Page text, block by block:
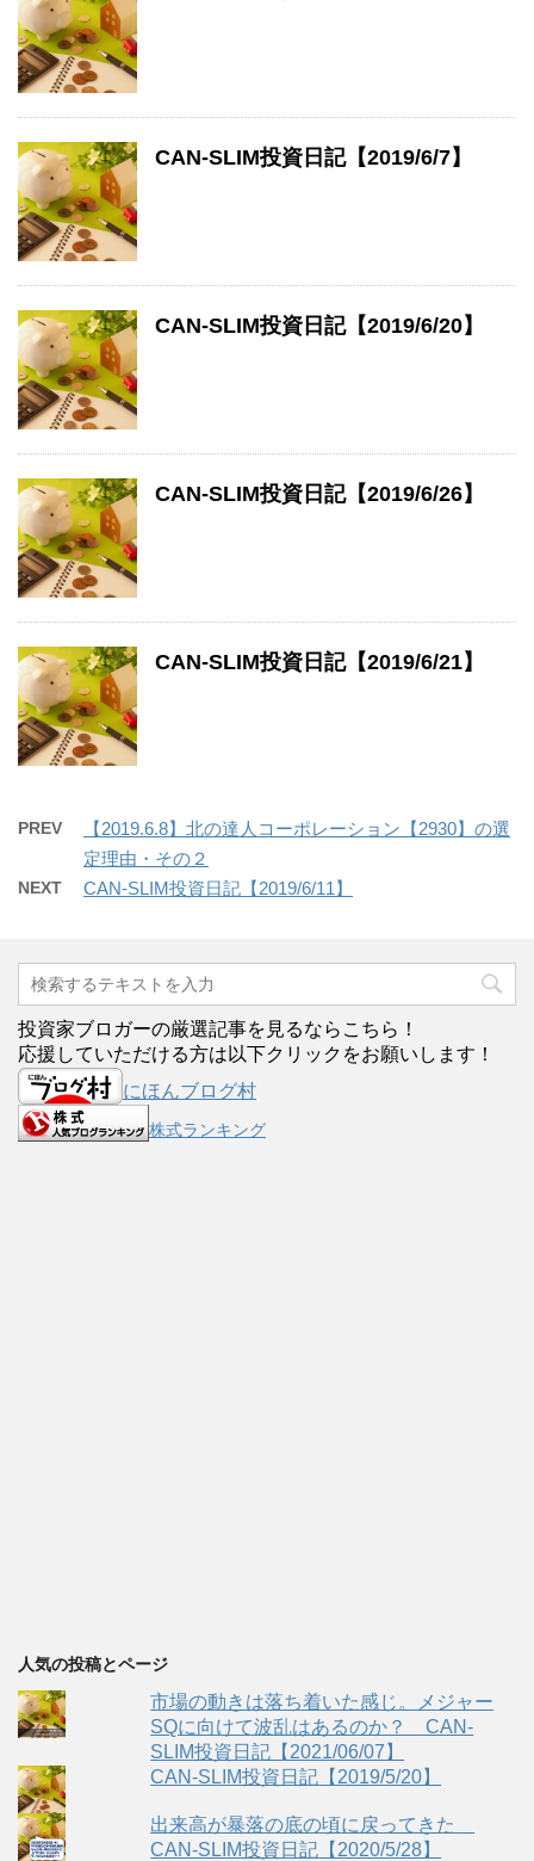
CAN-SLIM投資日記【2019/6/7】
CAN-SLIM投資日記【2019/6/20】
CAN-SLIM投資日記【2019/6/26】
CAN-SLIM投資日記【2019/6/21】
PREV
【2019.6.8】北の達人コーポレーション【2930】の選
定理由・その２
NEXT CAN-SLIM投資日記【2019/6/11】
投資家ブロガーの厳選記事を見るならこちら！
応援していただける方は以下クリックをお願いします！
にほんブログ村
株式ランキング
人気の投稿とページ
市場の動きは落ち着いた感じ。メジャー
SQに向けて波乱はあるのか？ CAN-
SLIM投資日記【2021/06/07】
CAN-SLIM投資日記【2019/5/20】
出来高が暴落の底の頃に戻ってきた
CAN-SLIM投資日記【2020/5/28】